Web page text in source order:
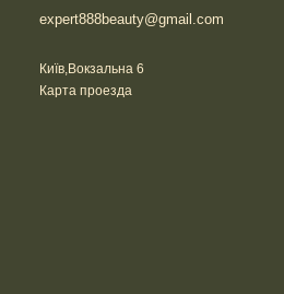
expert888beauty@gmail.com
Київ,Вокзальна 6
Карта проезда